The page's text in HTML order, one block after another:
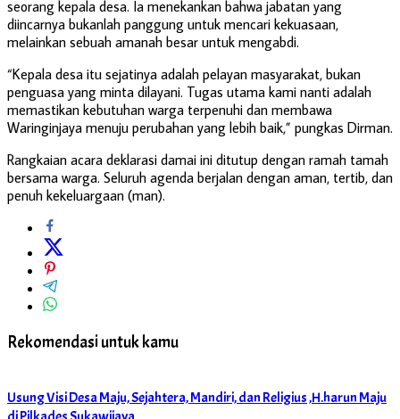
seorang kepala desa. Ia menekankan bahwa jabatan yang
diincarnya bukanlah panggung untuk mencari kekuasaan,
melainkan sebuah amanah besar untuk mengabdi.
“Kepala desa itu sejatinya adalah pelayan masyarakat, bukan
penguasa yang minta dilayani. Tugas utama kami nanti adalah
memastikan kebutuhan warga terpenuhi dan membawa
Waringinjaya menuju perubahan yang lebih baik,” pungkas Dirman.
Rangkaian acara deklarasi damai ini ditutup dengan ramah tamah
bersama warga. Seluruh agenda berjalan dengan aman, tertib, dan
penuh kekeluargaan (man).
Rekomendasi untuk kamu
Usung Visi Desa Maju, Sejahtera, Mandiri, dan Religius ,H.harun Maju